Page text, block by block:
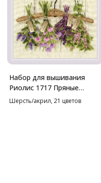
Набор для вышивания
Риолис 1717 Пряные
травы, 30*24 см
Шерсть/акрил, 21 цветов